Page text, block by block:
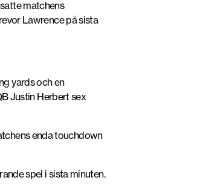
matchens
Lawrence på sista
yards och en
Justin Herbert sex
enda touchdown
spel i sista minuten.